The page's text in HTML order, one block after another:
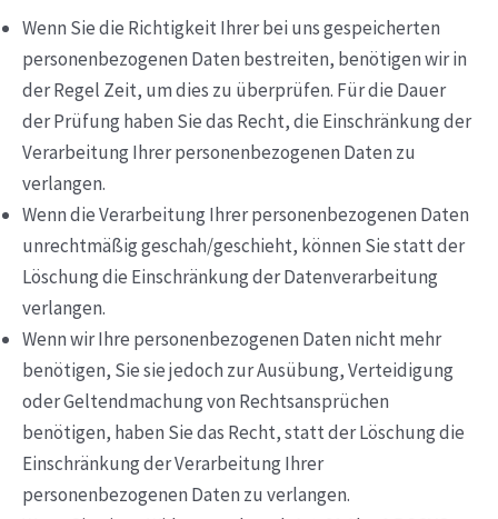
Wenn Sie die Richtigkeit Ihrer bei uns gespeicherten
personenbezogenen Daten bestreiten, benötigen wir in
der Regel Zeit, um dies zu überprüfen. Für die Dauer
der Prüfung haben Sie das Recht, die Einschränkung der
Verarbeitung Ihrer personenbezogenen Daten zu
verlangen.
Wenn die Verarbeitung Ihrer personenbezogenen Daten
unrechtmäßig geschah/geschieht, können Sie statt der
Löschung die Einschränkung der Datenverarbeitung
verlangen.
Wenn wir Ihre personenbezogenen Daten nicht mehr
benötigen, Sie sie jedoch zur Ausübung, Verteidigung
oder Geltendmachung von Rechtsansprüchen
benötigen, haben Sie das Recht, statt der Löschung die
Einschränkung der Verarbeitung Ihrer
personenbezogenen Daten zu verlangen.